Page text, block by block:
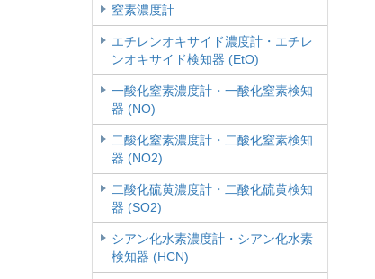
窒素濃度計
エチレンオキサイド濃度計・エチレ
ンオキサイド検知器 (EtO)
一酸化窒素濃度計・一酸化窒素検知
器 (NO)
二酸化窒素濃度計・二酸化窒素検知
器 (NO2)
二酸化硫黄濃度計・二酸化硫黄検知
器 (SO2)
シアン化水素濃度計・シアン化水素
検知器 (HCN)